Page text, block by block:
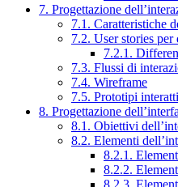
7. Progettazione
7.1. Caratteristiche
7.2. User stories
7.2.1.
7.3. Flussi di
7.4. Wireframe
7.5. Prototipi
8. Progettazione
8.1. Obiettivi
8.2. Elementi
8.2.1.
8.2.2.
8.2.3.